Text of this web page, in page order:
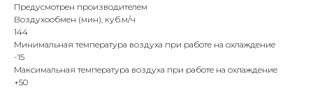
Предусмотрен производителем
Воздухообмен (мин), куб.м/ч
144
Минимальная температура воздуха при работе на охлаждение
-15
Максимальная температура воздуха при работе на охлаждение
+50